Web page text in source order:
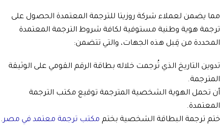
مما يضمن لعملاء شركة روزيتا للترجمة المعتمدة الحصول على
ترجمة هوية وطنية مستوفية لكافة شروط الترجمة المعتمدة
المحددة من قِبل هذه الجهات، والتي تتضمن:
تدوين التاريخ الذي تُرجمت خلاله بطاقة الرقم القومي على الوثيقة
المترجمة.
أن تحمل الهوية الشخصية المترجمة توقيع مكتب الترجمة
المعتمدة.
ختم ترجمة البطاقة الشخصية بختم مكتب ترجمة معتمد في مصر.